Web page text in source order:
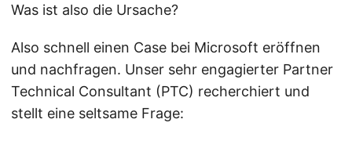
Was ist also die Ursache?
Also schnell einen Case bei Microsoft eröffnen
und nachfragen. Unser sehr engagierter Partner
Technical Consultant (PTC) recherchiert und
stellt eine seltsame Frage: